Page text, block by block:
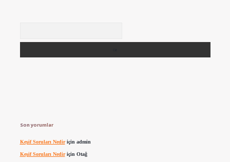
Son yorumlar
Keşif Soruları Nediriçin admin
Keşif Soruları Nediriçin Otağ